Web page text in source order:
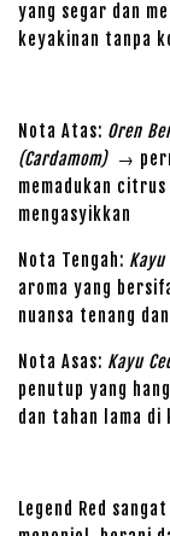
yang segar dan
keyakinan tanpa
Nota Atas: Oren
(Cardamom)→
memadukan
mengasyikkan
Nota Tengah:
aroma yang
nuansa tenang
Nota Asas: Kayu
penutup yang
dan tahan lama di
Legend Red